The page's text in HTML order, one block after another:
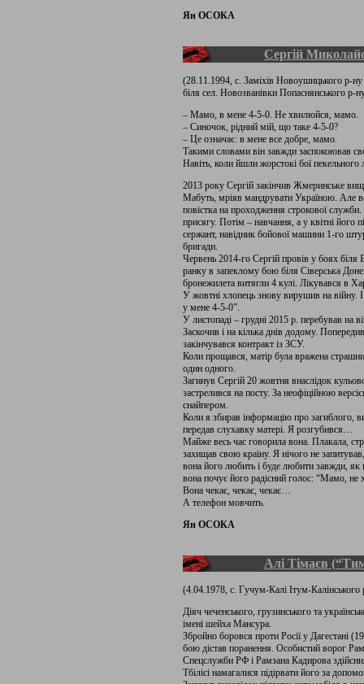
Ян ОСОКА
Сергій
(28.11.1994, с. Заміхів Новоушицького р-
біля сел. Новозванівки Попаснянського р-
– Мамо, в мене 4-5-0. Не хвилюйся, мамо.
– Синочок, рідний мій, що таке 4-5-0?
– Це означає: в мене все добре, мамо.
Такими словами він завжди заспокоював
Навіть, коли йшли жорстокі бої пекельного
2013 року Сергій закінчив Жмеринське
Мабуть, мріяв мандрувати Україною. Але
повістка на проходження строкової
присягу. Потім – навчання, а у квітні
сержант, навідник бойової машини 1-го
бригади.
Червень 2014-го Сергій провів у боях біля
ранку в запеклому бою біля Сіверська
бронежилета витягли 4 кулі. Лікувався в
У жовтні хлопець знову вирушив на війну.
у мене 4-5-0”.
У листопаді – грудні 2015 р. перебував на
Заскочив і на кілька днів додому.
закінчувався контракт із ЗСУ.
Коли прощався, матір була вражена
один одного.
Загинув Сергій 20 жовтня внаслідок
застрелився на посту. За неофіційною
снайпером.
Коли я збирав інформацію про загиблого,
передав слухавку матері. Я розгубився…
Майже весь час говорила вона. Плакала,
захищав свою країну. Я нічого не
вона його любить і буде любити завжди, як
вона почує його радісний голос: “Мамо,
Вона чекає, чекає, чекає…
А телефон мовчить.
Ян ОСОКА
Алі Тімаєв
(4.04.1978, с. Гучум-Калі Ітум-
Діяч чеченського, грузинського та
імені шейха Мансура.
Збройно боровся проти Росії у Дагестані
бою дістав поранення. Особистий ворог
Спецслужби РФ і Рамзана Кадирова
Тбілісі намагалися підірвати його за